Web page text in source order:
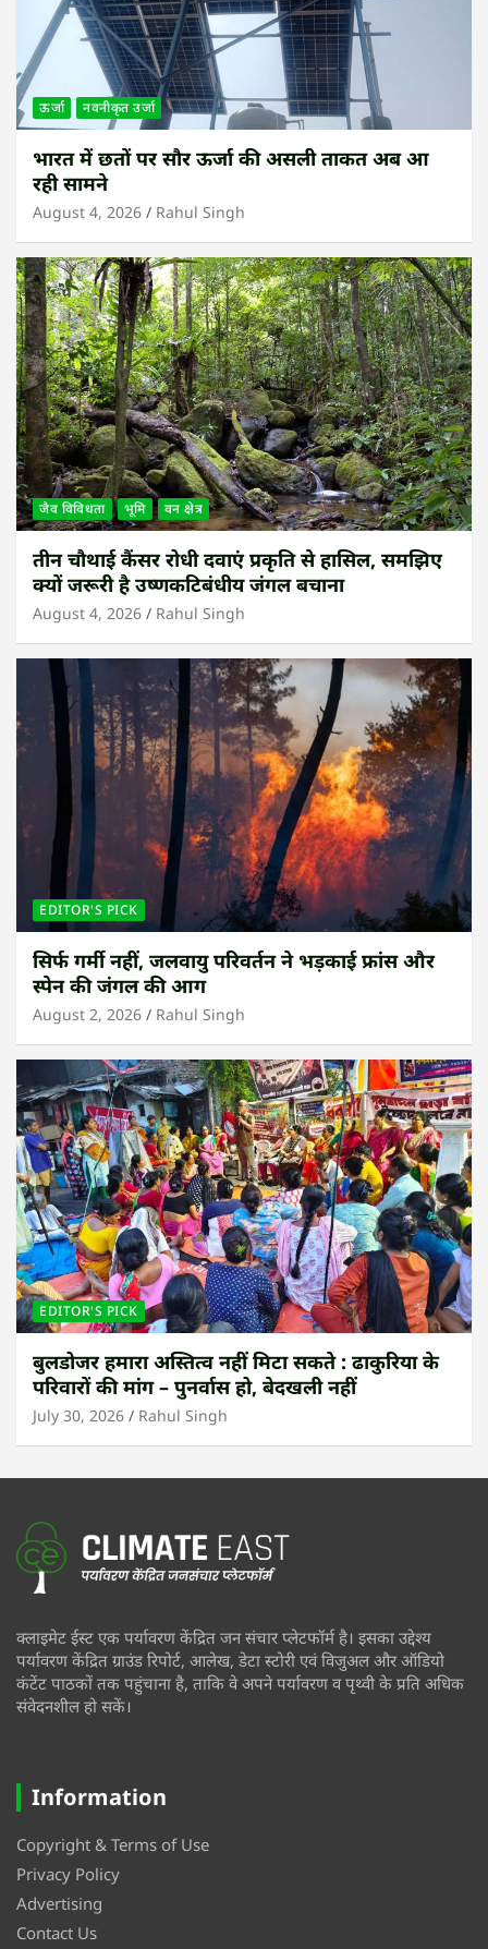
ऊर्जा नवनीकृत उर्जा
भारत में छतों पर सौर ऊर्जा की असली ताकत अब आ
रही सामने
August 4, 2026 Rahul Singh
जैव विविधता भूमि वन क्षेत्र
तीन चौथाई कैंसर रोधी दवाएं प्रकृति से हासिल, समझिए
क्यों जरूरी है उष्णकटिबंधीय जंगल बचाना
August 4, 2026 Rahul Singh
EDITOR'S PICK
सिर्फ गर्मी नहीं, जलवायु परिवर्तन ने भड़काई फ्रांस और
स्पेन की जंगल की आग
August 2, 2026 Rahul Singh
EDITOR'S PICK
बुलडोजर हमारा अस्तित्व नहीं मिटा सकते : ढाकुरिया के
परिवारों की मांग – पुनर्वास हो, बेदखली नहीं
July 30, 2026 Rahul Singh
क्लाइमेट ईस्ट एक पर्यावरण केंद्रित जन संचार प्लेटफॉर्म है। इसका उद्देश्य
पर्यावरण केंद्रित ग्राउंड रिपोर्ट, आलेख, डेटा स्टोरी एवं विजुअल और ऑडियो
कंटेंट पाठकों तक पहुंचाना है, ताकि वे अपने पर्यावरण व पृथ्वी के प्रति अधिक
संवेदनशील हो सकें।
Information
Copyright & Terms of Use
Privacy Policy
Advertising
Contact Us